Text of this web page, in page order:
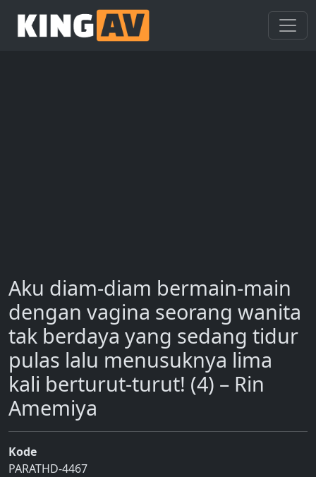
Aku diam-diam bermain-main
dengan vagina seorang wanita
tak berdaya yang sedang tidur
pulas lalu menusuknya lima
kali berturut-turut! (4) – Rin
Amemiya
Kode
PARATHD-4467